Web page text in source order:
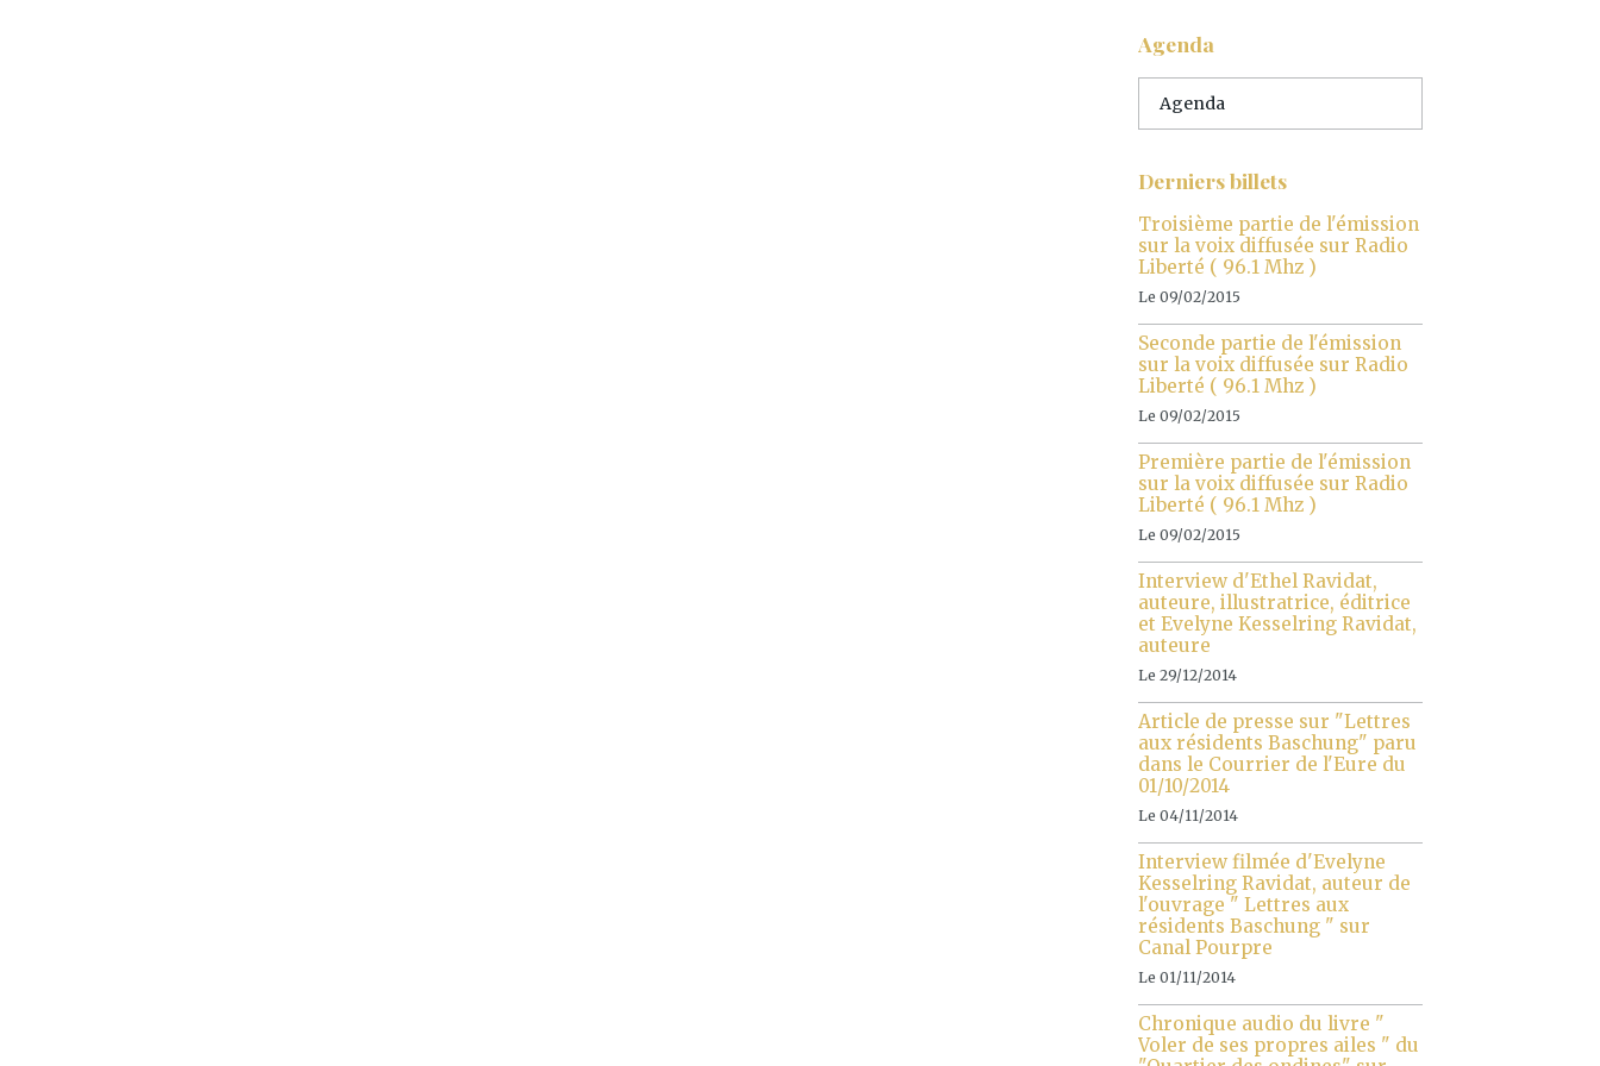
Agenda
Agenda
Derniers billets
Troisième partie de l'émission
sur la voix diffusée sur Radio
Liberté ( 96.1 Mhz )
Le 09/02/2015
Seconde partie de l'émission
sur la voix diffusée sur Radio
Liberté ( 96.1 Mhz )
Le 09/02/2015
Première partie de l'émission
sur la voix diffusée sur Radio
Liberté ( 96.1 Mhz )
Le 09/02/2015
Interview d'Ethel Ravidat,
auteure, illustratrice, éditrice
et Evelyne Kesselring Ravidat,
auteure
Le 29/12/2014
Article de presse sur "Lettres
aux résidents Baschung" paru
dans le Courrier de l'Eure du
01/10/2014
Le 04/11/2014
Interview filmée d'Evelyne
Kesselring Ravidat, auteur de
l'ouvrage " Lettres aux
résidents Baschung " sur
Canal Pourpre
Le 01/11/2014
Chronique audio du livre "
Voler de ses propres ailes " du